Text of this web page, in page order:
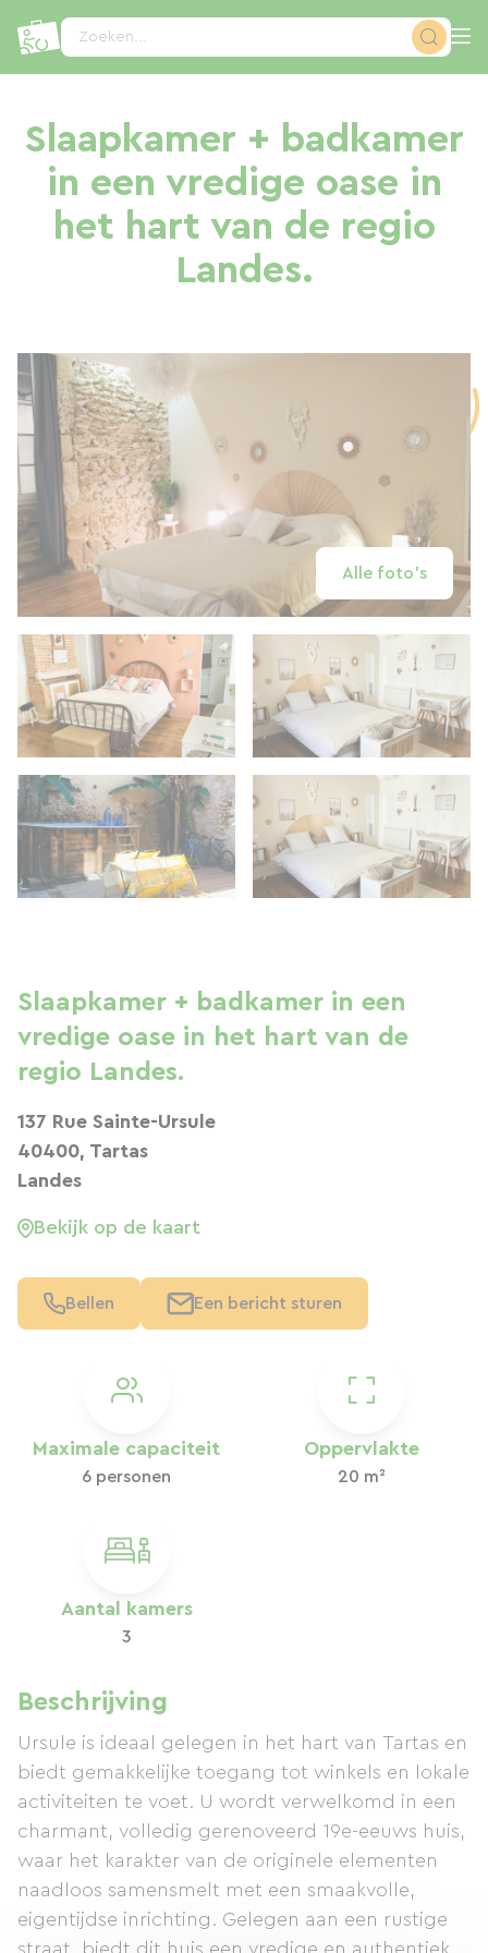
Zoeken...
Slaapkamer + badkamer
in een vredige oase in
het hart van de regio
Landes.
Alle foto's
Maximale capaciteit
6 personen
Oppervlakte
20 m²
Aantal kamers
3
Beschrijving
Ursule is ideaal gelegen in het hart van Tartas en
biedt gemakkelijke toegang tot winkels en lokale
activiteiten te voet. U wordt verwelkomd in een
charmant, volledig gerenoveerd 19e-eeuws huis,
waar het karakter van de originele elementen
naadloos samensmelt met een smaakvolle,
eigentijdse inrichting. Gelegen aan een rustige
straat, biedt dit huis een vredige en authentieke
Slaapkamer + badkamer in een
vredige oase in het hart van de
regio Landes.
137 Rue Sainte-Ursule
40400, Tartas
Landes
Bekijk op de kaart
Bellen Een bericht sturen
Cookies beheer paneel